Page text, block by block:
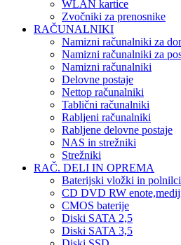
WLAN kartice
Zvočniki za prenosnike
RAČUNALNIKI
Namizni računalniki za
Namizni računalniki za
Namizni računalniki
Delovne postaje
Nettop računalniki
Tablični računalniki
Rabljeni računalniki
Rabljene delovne postaje
NAS in strežniki
Strežniki
RAČ. DELI IN OPREMA
Baterijski vložki in polnilci
CD DVD RW
CMOS baterije
Diski SATA 2,5
Diski SATA 3,5